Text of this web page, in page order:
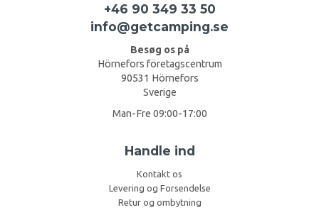
+46 90 349 33 50
info@getcamping.se
Besøg os på
Hörnefors företagscentrum
90531 Hörnefors
Sverige
Man-Fre 09:00-17:00
Handle ind
Kontakt os
Levering og Forsendelse
Retur og ombytning